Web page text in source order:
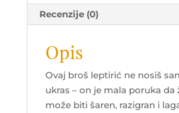
Recenzije (0)
Opis
Ovaj broš leptirić ne nosiš
ukras – on je mala poruka da
može biti šaren, razigran i